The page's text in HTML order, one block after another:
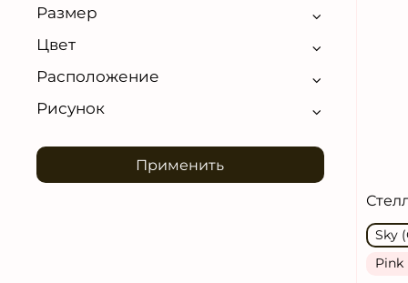
Sky
Pink
Размер
Цвет
Расположение
Рисунок
Применить